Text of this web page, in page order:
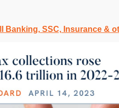
Banking, SSC, Insurance &